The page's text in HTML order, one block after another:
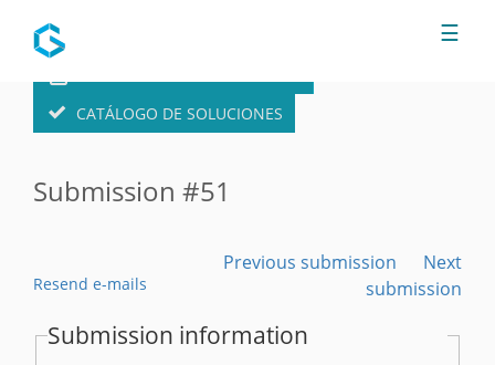
CATÁLOGO DE SOLUCIONES
Submission #51
Resend e-mails
Previous submission
Next
submission
Submission information
☰